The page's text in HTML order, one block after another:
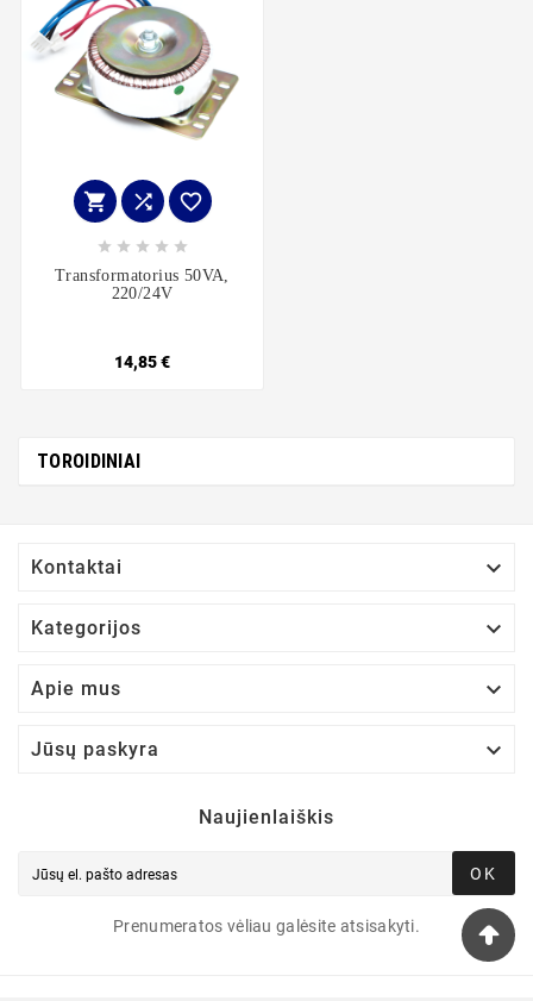
  
    
Transformatorius 50VA,
220/24V
14,85 €
TOROIDINIAI
Kontaktai 
Kategorijos 
Apie mus 
Jūsų paskyra 
Naujienlaiškis
OK
Prenumeratos vėliau galėsite atsisakyti.